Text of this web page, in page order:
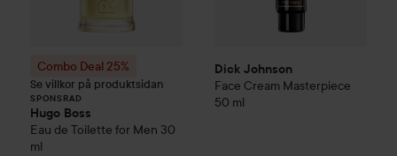
Combo Deal 25%
Se villkor på produktsidan
SPONSRAD
Hugo Boss
Eau de Toilette for Men 30
ml
Dick Johnson
Face Cream Masterpiece
50 ml